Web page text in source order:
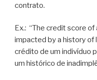
contrato.
Ex.: “The credit score
impacted by a history of
crédito de um indivíduo
um histórico de